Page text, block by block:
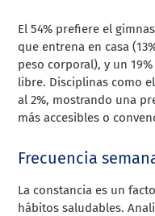
El 54% prefiere el
que entrena en casa
peso corporal), y un
libre. Disciplinas como
al 2%, mostrando una
más accesibles o
Frecuencia
La constancia es un
hábitos saludables.